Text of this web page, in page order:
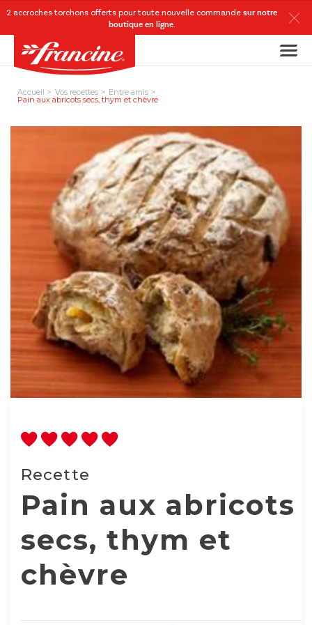
2 accroches torchons offerts pour toute nouvelle commande sur notre
boutique en ligne.
Accueil Vos recettes Entre amis
Pain aux abricots secs, thym et chèvre
Recette
Pain aux abricots
secs, thym et
chèvre